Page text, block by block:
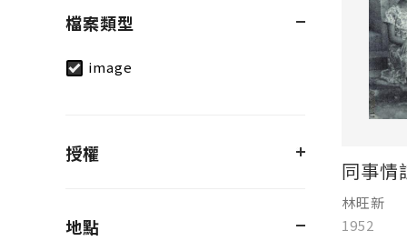
同事情
林旺新
1952
檔案類型
image
授權
地點